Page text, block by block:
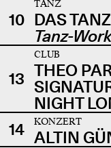
10
TANZ
DAS
Tanz-
13
CLUB
THEO
NIGHT
14
KONZERT
ALTIN